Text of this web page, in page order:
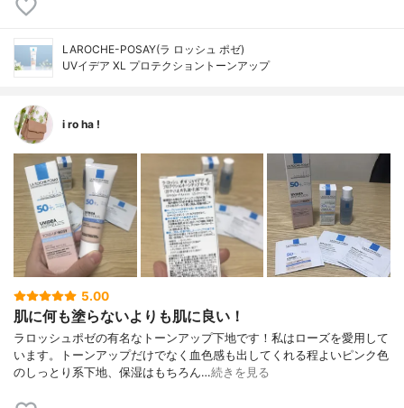
LAROCHE-POSAY(ラ ロッシュ ポゼ)
UVイデア XL プロテクショントーンアップ
i ro ha !
5.00
肌に何も塗らないよりも肌に良い！
ラロッシュポゼの有名なトーンアップ下地です！私はローズを愛用して
います。トーンアップだけでなく血色感も出してくれる程よいピンク色
のしっとり系下地、保湿はもちろん…続きを見る